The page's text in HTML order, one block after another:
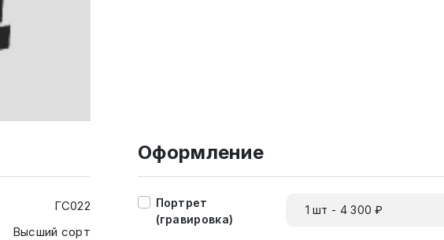
ГС022
Высший сорт
Оформление
Портрет
(гравировка)
1 шт - 4 300 ₽